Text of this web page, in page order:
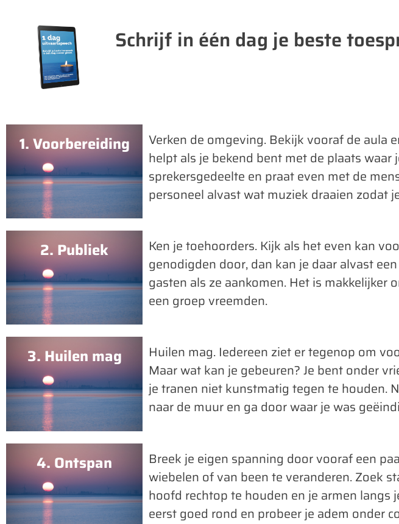
Schrijf in één dag je beste
1. Voorbereiding
Verken de omgeving. Bekijk vooraf de aula
helpt als je bekend bent met de plaats
sprekersgedeelte en praat even met de
personeel alvast wat muziek draaien zodat
2. Publiek
Ken je toehoorders. Kijk als het even kan
genodigden door, dan kan je daar alvast
gasten als ze aankomen. Het is
een groep vreemden.
3. Huilen mag
Huilen mag. Iedereen ziet er tegenop om
Maar wat kan je gebeuren? Je bent onder
je tranen niet kunstmatig tegen te houden.
naar de muur en ga door waar je was
4. Ontspan
Breek je eigen spanning door vooraf een
wiebelen of van been te veranderen. Zoek
hoofd rechtop te houden en je armen langs
eerst goed rond en probeer je adem onder